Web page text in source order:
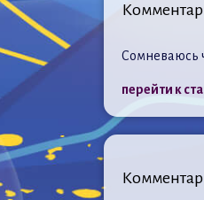
Сомневаюсь
перейти к